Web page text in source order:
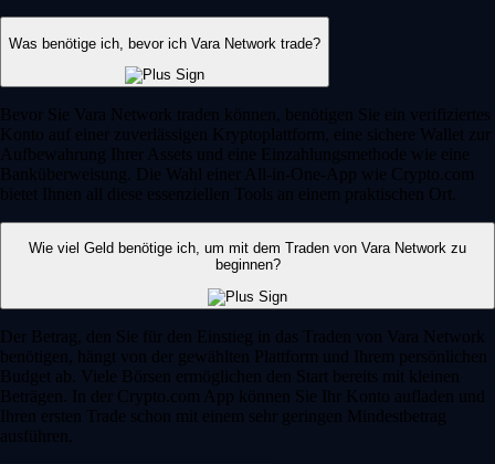
Was benötige ich, bevor ich Vara Network trade?
Bevor Sie Vara Network traden können, benötigen Sie ein verifiziertes
Konto auf einer zuverlässigen Kryptoplattform, eine sichere Wallet zur
Aufbewahrung Ihrer Assets und eine Einzahlungsmethode wie eine
Banküberweisung. Die Wahl einer All-in-One-App wie Crypto.com
bietet Ihnen all diese essenziellen Tools an einem praktischen Ort.
Wie viel Geld benötige ich, um mit dem Traden von Vara Network zu
beginnen?
Der Betrag, den Sie für den Einstieg in das Traden von Vara Network
benötigen, hängt von der gewählten Plattform und Ihrem persönlichen
Budget ab. Viele Börsen ermöglichen den Start bereits mit kleinen
Beträgen. In der Crypto.com App können Sie Ihr Konto aufladen und
Ihren ersten Trade schon mit einem sehr geringen Mindestbetrag
ausführen.